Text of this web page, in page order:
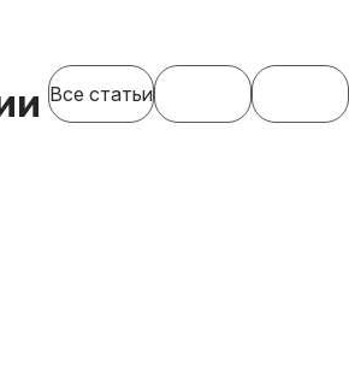
Все статьи